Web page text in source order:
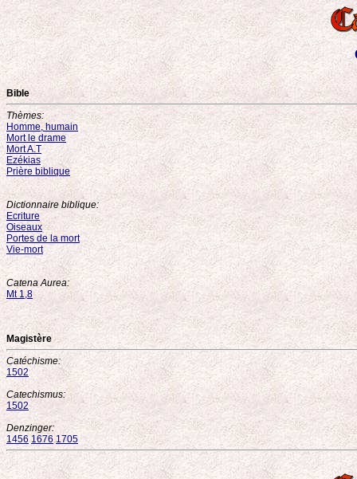
Bible
Thèmes:
Homme, humain
Mort le drame
Mort A.T
Ezékias
Prière biblique
Dictionnaire biblique:
Ecriture
Oiseaux
Portes de la mort
Vie-mort
Catena Aurea:
Mt 1,8
Magistère
Catéchisme:
1502
Catechismus:
1502
Denzinger:
1456 1676 1705